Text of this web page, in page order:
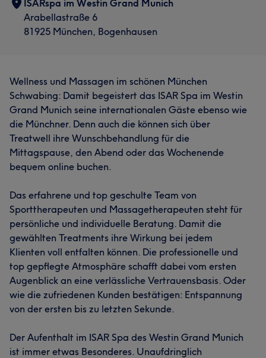
ISARspa im Westin Grand Munich
Arabellastraße 6
81925 München, Bogenhausen
Wellness und Massagen im schönen München
Schwabing: Damit begeistert das ISAR Spa im Westin
Grand Munich seine internationalen Gäste ebenso wie
die Münchner. Denn auch die können sich über
Treatwell ihre Wunschbehandlung für die
Mittagspause, den Abend oder das Wochenende
bequem online buchen.
Das erfahrene und top geschulte Team von
Sporttherapeuten und Massagetherapeuten steht für
persönliche und individuelle Beratung. Damit die
gewählten Treatments ihre Wirkung bei jedem
Klienten voll entfalten können. Die professionelle und
top gepflegte Atmosphäre schafft dabei vom ersten
Augenblick an eine verlässliche Vertrauensbasis. Oder
wie die zufriedenen Kunden bestätigen: Entspannung
von der ersten bis zu letzten Sekunde.
Der Aufenthalt im ISAR Spa des Westin Grand Munich
ist immer etwas Besonderes. Unaufdringlich